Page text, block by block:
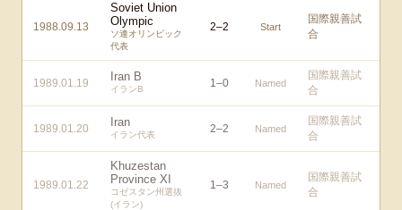
1988.09.13
Soviet Union
Olympic
ソ連オリンピック
代表
2–2 Start
国際親善試
合
1989.01.19 Iran B
イランB 1–0 Named
国際親善試
合
1989.01.20 Iran
イラン代表 2–2 Named
国際親善試
合
1989.01.22
Khuzestan
Province XI
コゼスタン州選抜
(イラン)
1–3 Named
国際親善試
合